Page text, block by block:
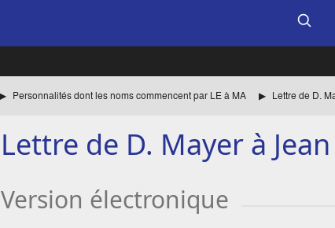
Personnalités dont les noms commencent par LE à MA Lettre de D.
Lettre de D. Mayer à
Version électronique